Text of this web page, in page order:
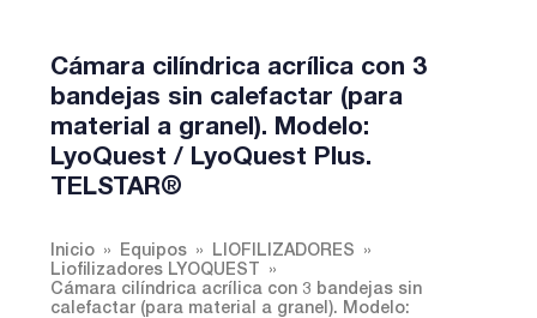
Cámara cilíndrica acrílica con 3
bandejas sin calefactar (para
material a granel). Modelo:
LyoQuest / LyoQuest Plus.
TELSTAR®
Inicio Equipos
LIOFILIZADORES
Liofilizadores LYOQUEST
Cámara cilíndrica acrílica con 3 bandejas sin
calefactar (para material a granel). Modelo: